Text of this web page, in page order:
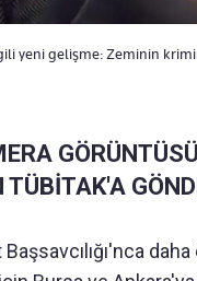
yeni gelişme: Zeminin
GÖRÜNTÜSÜ
TÜBİTAK'A